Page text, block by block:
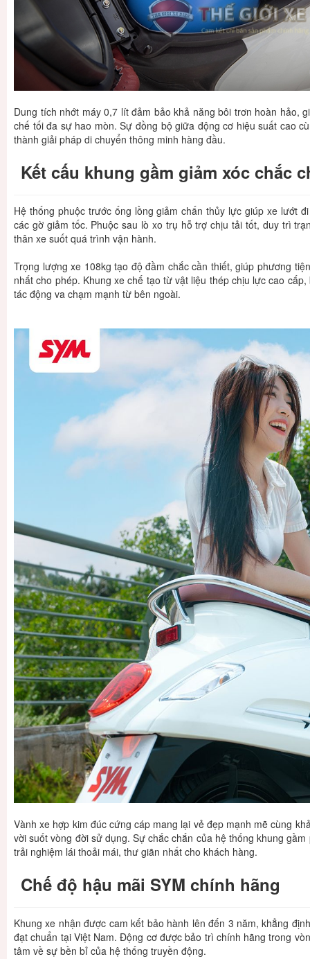
Dung tích nhớt máy 0,7 lít đảm bảo khả năng bôi trơn hoàn hảo,
chế tối đa sự hao mòn. Sự đồng bộ giữa động cơ hiệu suất cao
thành giải pháp di chuyển thông minh hàng đầu.
Kết cấu khung gầm giảm xóc chắc
Hệ thống phuộc trước ống lồng giảm chấn thủy lực giúp xe lướt
các gờ giảm tốc. Phuộc sau lò xo trụ hỗ trợ chịu tải tốt, duy trì
thân xe suốt quá trình vận hành.
Trọng lượng xe 108kg tạo độ đầm chắc cần thiết, giúp phương
nhất cho phép. Khung xe chế tạo từ vật liệu thép chịu lực cao
tác động va chạm mạnh từ bên ngoài.
Vành xe hợp kim đúc cứng cáp mang lại vẻ đẹp mạnh mẽ cùng
vời suốt vòng đời sử dụng. Sự chắc chắn của hệ thống khung
trải nghiệm lái thoải mái, thư giãn nhất cho khách hàng.
Chế độ hậu mãi SYM chính hãng
Khung xe nhận được cam kết bảo hành lên đến 3 năm, khẳng
đạt chuẩn tại Việt Nam. Động cơ được bảo trì chính hãng trong
tâm về sự bền bỉ của hệ thống truyền động.